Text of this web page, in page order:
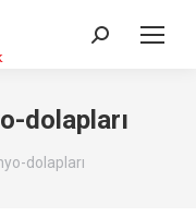
Search:
dolapları
dolapları